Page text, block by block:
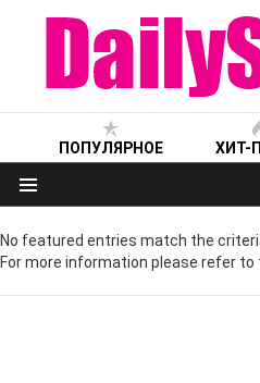
ПОПУЛЯРНОЕ ХИТ-
Меню
No featured entries match the
For more information please refer to